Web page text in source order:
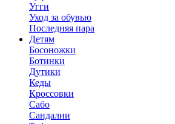
Угги
Уход за обувью
Последняя пара
Детям
Босоножки
Ботинки
Дутики
Кеды
Кроссовки
Сабо
Сандалии